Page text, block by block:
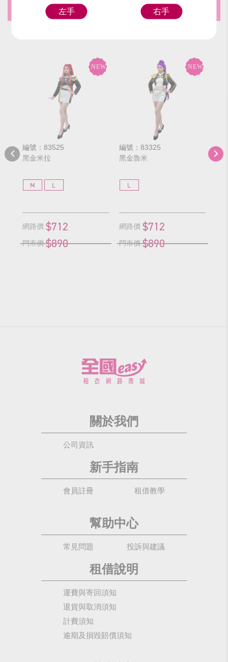
推薦商品
編號：83525
黑金米拉
M L
網路價 $712
門市價 $890
編號：83325
黑金魯米
L
網路價 $712
門市價 $890
編
黑
關於我們
公司資訊
新手指南
會員註冊 租借教學
幫助中心
常見問題 投訴與建議
租借說明
運費與寄回須知
退貨與取消須知
計費須知
逾期及損毀賠償須知
左手 右手